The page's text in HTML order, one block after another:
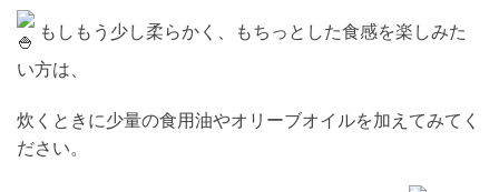
もしもう少し柔らかく、もちっとした食感を楽しみた
い方は、
炊くときに少量の食用油やオリーブオイルを加えてみてく
ださい。